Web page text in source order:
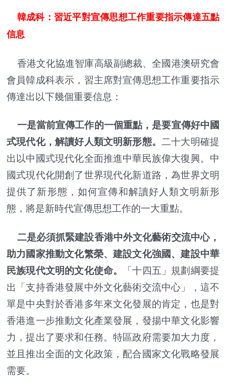
韓成科：習近平對宣傳思想工作重要指示傳達五點
信息
香港文化協進智庫高級副總裁、全國港澳研究會
會員韓成科表示，習主席對宣傳思想工作重要指示
傳達出以下幾個重要信息：
一是當前宣傳工作的一個重點，是要宣傳好中國
式現代化，解讀好人類文明新形態。二十大明確提
出以中國式現代化全面推進中華民族偉大復興。中
國式現代化開創了世界現代化新道路，為世界文明
提供了新形態，如何宣傳和解讀好人類文明新形
態，將是新時代宣傳思想工作的一大重點。
二是必須抓緊建設香港中外文化藝術交流中心，
助力國家推動文化繁榮、建設文化強國、建設中華
民族現代文明的文化使命。
「十四五」規劃綱要提
出「支持香港發展中外文化藝術交流中心」，這不
單是中央對於香港多年來文化發展的肯定，也是對
香港進一步推動文化產業發展，發揚中華文化影響
力，提出了要求和任務。特區政府需要加大力度，
並且推出全面的文化政策，配合國家文化戰略發展
需要。